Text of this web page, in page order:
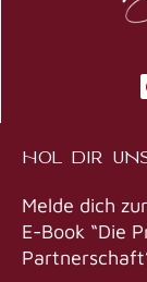
HOL DIR
Melde dich
E-Book “Die